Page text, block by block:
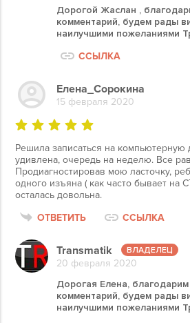
Дорогой Жаслан ,
комментарий, будем рады
наилучшими пожеланиями
ССЫЛКА
Елена_Сорокина
15 февраля 2020
Решила записаться на компьютерную
удивлена, очередь на неделю. Все
Продиагностировав мою ласточку,
одного изъяна ( как часто бывает на
осталась довольна.
ОТВЕТИТЬ
ССЫЛКА
Transmatik
20 февраля 2020
Дорогая Елена,
комментарий, будем рады
наилучшими пожеланиями